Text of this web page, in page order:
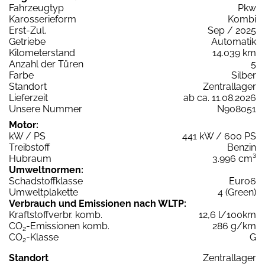
Fahrzeugtyp
Pkw
Karosserieform
Kombi
Erst-Zul.
Sep / 2025
Getriebe
Automatik
Kilometerstand
14.039 km
Anzahl der Türen
5
Farbe
Silber
Standort
Zentrallager
Lieferzeit
ab ca. 11.08.2026
Unsere Nummer
N908051
Motor:
kW / PS
441 kW / 600 PS
Treibstoff
Benzin
Hubraum
3.996 cm³
Umweltnormen:
Schadstoffklasse
Euro6
Umweltplakette
4 (Green)
Verbrauch und Emissionen nach WLTP:
Kraftstoffverbr. komb.
12,6 l/100km
CO2-Emissionen komb.
286 g/km
CO2-Klasse
G
Standort
Zentrallager